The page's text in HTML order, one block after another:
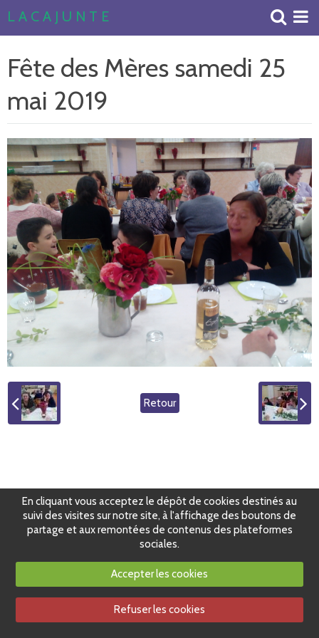
L A C A J U N T E
Accueil
Album Photos
Fête des Mères samedi 25
mai 2019
Retour
En cliquant vous acceptez le dépôt de cookies destinés au
suivi des visites sur notre site, à l'affichage des boutons de
partage et aux remontées de contenus des plateformes
sociales.
Accepter les cookies
Refuser les cookies